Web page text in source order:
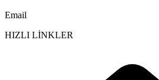
Email
HIZLI LİNKLER